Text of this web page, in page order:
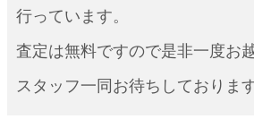
行っています。
査定は無料ですので是非一度お
スタッフ一同お待ちしております